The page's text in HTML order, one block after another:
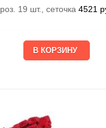
роз. 19 шт., сеточка4521